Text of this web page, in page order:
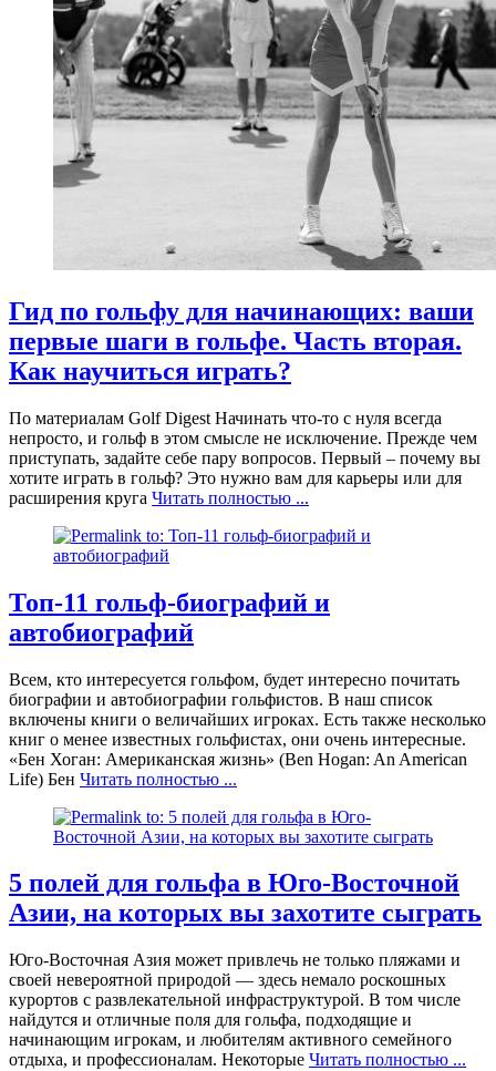
Гид по гольфу для начинающих: ваши
первые шаги в гольфе. Часть вторая.
Как научиться играть?
По материалам Golf Digest Начинать что-то с нуля всегда
непросто, и гольф в этом смысле не исключение. Прежде чем
приступать, задайте себе пару вопросов. Первый – почему вы
хотите играть в гольф? Это нужно вам для карьеры или для
расширения круга Читать полностью ...
Топ-11 гольф-биографий и
автобиографий
Всем, кто интересуется гольфом, будет интересно почитать
биографии и автобиографии гольфистов. В наш список
включены книги о величайших игроках. Есть также несколько
книг о менее известных гольфистах, они очень интересные.
«Бен Хоган: Американская жизнь» (Ben Hogan: An American
Life) Бен Читать полностью ...
5 полей для гольфа в Юго-Восточной
Азии, на которых вы захотите сыграть
Юго-Восточная Азия может привлечь не только пляжами и
своей невероятной природой — здесь немало роскошных
курортов с развлекательной инфраструктурой. В том числе
найдутся и отличные поля для гольфа, подходящие и
начинающим игрокам, и любителям активного семейного
отдыха, и профессионалам. Некоторые Читать полностью ...